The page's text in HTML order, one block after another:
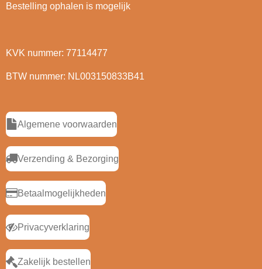
Bestelling ophalen is mogelijk
KVK nummer: 77114477
BTW nummer: NL003150833B41
Algemene voorwaarden
Verzending & Bezorging
Betaalmogelijkheden
Privacyverklaring
Zakelijk bestellen